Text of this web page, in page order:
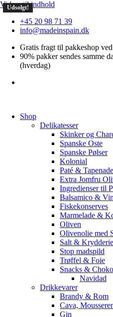
Videre til indhold
+45 20 98 71 39
info@madeinspain.dk
Gratis fragt til pakkeshop
90% pakker sendes samme
(hverdag)
Shop
Delikatesser
Skinker og
Spanske Oste
Spanske Pølser
Kolonial
Paté & Tapenade
Extra Jomfru
Ingredienser til
Balsamico &
Fiskekonserves
Marmelade &
Oliven
Olivenolie med
Salt &
Stop madspild
Trøffel & Foie
Snacks &
Navidad
Drikkevarer
Brandy & Rom
Cava,
Gin
Udsolgt!